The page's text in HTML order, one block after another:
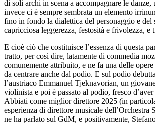
di soli archi in scena a accompagnare le danze,
invece ci è sempre sembrata un elemento
fino in fondo la dialettica del personaggio e del
capricciosa leggerezza, festosità e frivolezza, e
E cioè ciò che costituisce l’essenza di questa
tratto, per così dire, latamente di commedia
comunemente attribuito, e ne fa una delle
da centrare anche dal podio. E sul podio
l’austriaco Emmanuel Tjeknavorian, un
violinista e poi è passato al podio, fresco
Abbiati come miglior direttore 2025 (in
esperienza di direttore musicale
ne ha parlato sul GdM, e positivamente,